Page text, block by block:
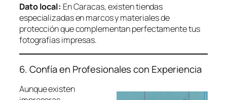
Dato local: En Caracas, existen tiendas
especializadas en marcos y materiales de
protección que complementan perfectamente tus
fotografías impresas.
6. Confía en Profesionales con Experiencia
Aunque existen